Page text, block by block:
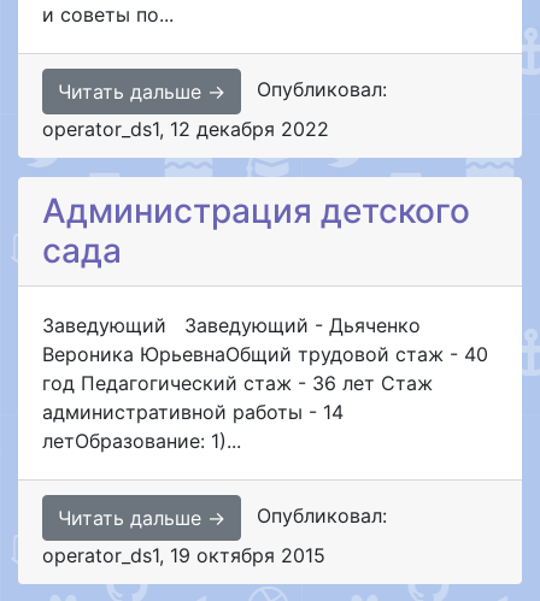
и советы по...
Читать дальше →
Опубликовал:
operator_ds1, 12 декабря 2022
Администрация детского
сада
Заведующий Заведующий - Дьяченко
Вероника ЮрьевнаОбщий трудовой стаж - 40
год Педагогический стаж - 36 лет Стаж
административной работы - 14
летОбразование: 1)...
Читать дальше →
Опубликовал:
operator_ds1, 19 октября 2015